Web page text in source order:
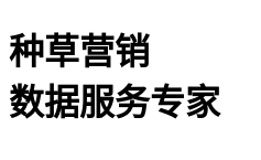
种草营销
数据服务专家